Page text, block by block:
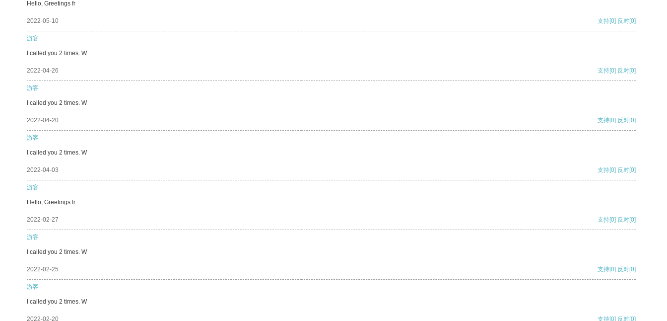
Hello, Greetings fr
2022-05-10 支持[0] 反对[0]
游客
I called you 2 times. W
2022-04-26 支持[0] 反对[0]
游客
I called you 2 times. W
2022-04-20 支持[0] 反对[0]
游客
I called you 2 times. W
2022-04-03 支持[0] 反对[0]
游客
Hello, Greetings fr
2022-02-27 支持[0] 反对[0]
游客
I called you 2 times. W
2022-02-25 支持[0] 反对[0]
游客
I called you 2 times. W
2022-02-20 支持[0] 反对[0]